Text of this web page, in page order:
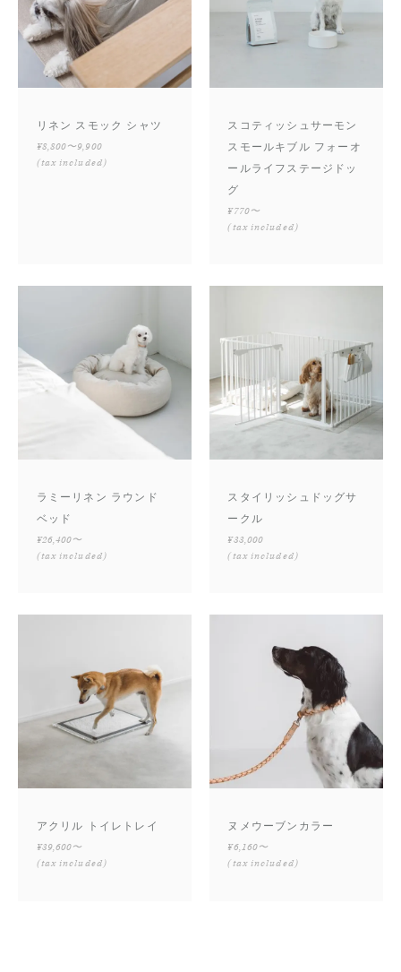
リネン スモック シャツ
¥8,800〜9,900
(tax included)
スコティッシュサーモン
スモールキブル フォーオ
ールライフステージドッ
グ
¥770〜
(tax included)
ラミーリネン ラウンド
ベッド
¥26,400〜
(tax included)
スタイリッシュドッグサ
ークル
¥33,000
(tax included)
アクリル トイレトレイ
¥39,600〜
(tax included)
ヌメウーブンカラー
¥6,160〜
(tax included)